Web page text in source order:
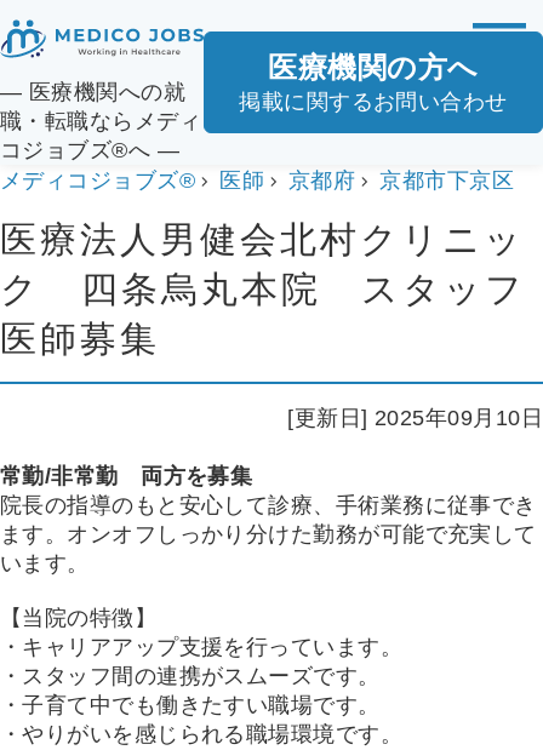
― 医療機関への就
職・転職ならメディ
コジョブズ®へ ―
医療機関の方へ
掲載に関するお問い合わせ
メディコジョブズ® 医師 京都府 京都市下京区
医療法人男健会北村クリニッ
ク 四条烏丸本院 スタッフ
医師募集
[更新日] 2025年09月10日
常勤/非常勤 両方を募集
院長の指導のもと安心して診療、手術業務に従事でき
ます。オンオフしっかり分けた勤務が可能で充実して
います。
【当院の特徴】
・キャリアアップ支援を行っています。
・スタッフ間の連携がスムーズです。
・子育て中でも働きたすい職場です。
・やりがいを感じられる職場環境です。